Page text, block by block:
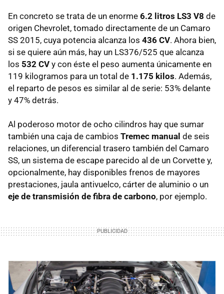
En concreto se trata de un enorme 6.2 litros LS3 V8 de
origen Chevrolet, tomado directamente de un Camaro
SS 2015, cuya potencia alcanza los 436 CV. Ahora bien,
si se quiere aún más, hay un LS376/525 que alcanza
los 532 CV y con éste el peso aumenta únicamente en
119 kilogramos para un total de 1.175 kilos. Además,
el reparto de pesos es similar al de serie: 53% delante
y 47% detrás.
Al poderoso motor de ocho cilindros hay que sumar
también una caja de cambios Tremec manual de seis
relaciones, un diferencial trasero también del Camaro
SS, un sistema de escape parecido al de un Corvette y,
opcionalmente, hay disponibles frenos de mayores
prestaciones, jaula antivuelco, cárter de aluminio o un
eje de transmisión de fibra de carbono, por ejemplo.